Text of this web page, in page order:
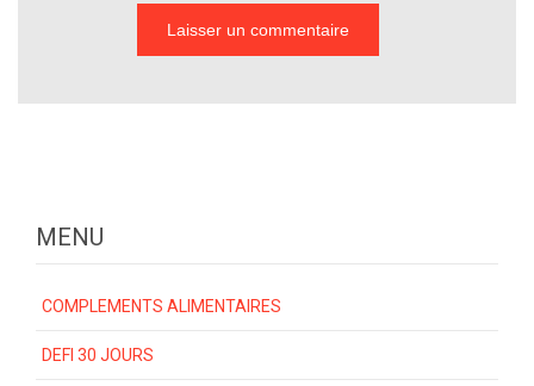
MENU
COMPLEMENTS ALIMENTAIRES
DEFI 30 JOURS